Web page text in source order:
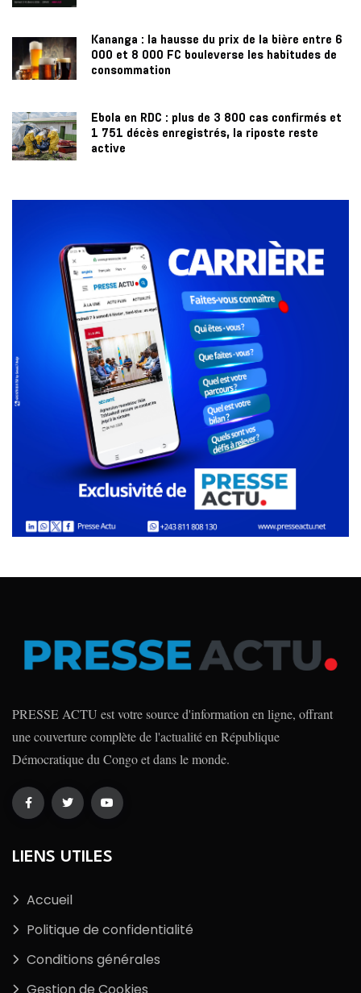
Kananga : la hausse du prix de la bière entre 6
000 et 8 000 FC bouleverse les habitudes de
consommation
Ebola en RDC : plus de 3 800 cas confirmés et
1 751 décès enregistrés, la riposte reste
active
PRESSE ACTU est votre source d'information en ligne, offrant
une couverture complète de l'actualité en République
Démocratique du Congo et dans le monde.
LIENS UTILES
Accueil
Politique de confidentialité
Conditions générales